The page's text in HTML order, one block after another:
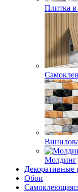
Плитка в
Молдинг
Декоративные
Обои